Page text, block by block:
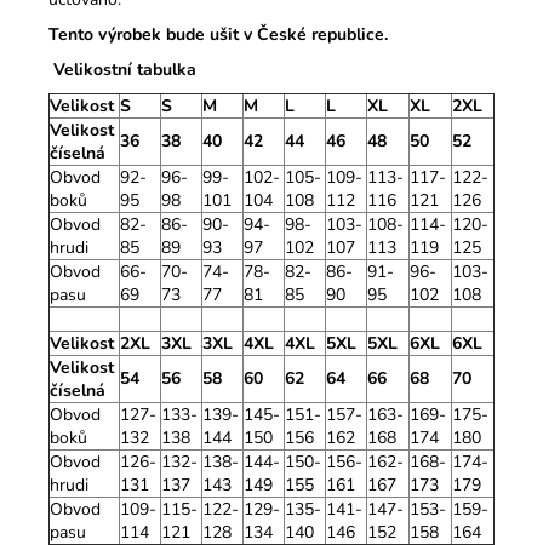
Tento výrobek bude ušit v České republice.
Velikostní tabulka
Velikost S S M M L L XL XL
2XL
Velikost
číselná
36 38 40 42 44 46 48 50
52
Obvod
boků
92-
95
96-
98
99-
101
102-
104
105-
108
109-
112
113-
116
117-
121
122-
126
Obvod
hrudi
82-
85
86-
89
90-
93
94-
97
98-
102
103-
107
108-
113
114-
119
120-
125
Obvod
pasu
66-
69
70-
73
74-
77
78-
81
82-
85
86-
90
91-
95
96-
102
103-
108
Velikost 2XL 3XL 3XL 4XL 4XL 5XL 5XL 6XL 6XL
Velikost
číselná
54 56 58 60 62 64 66 68
70
Obvod
boků
127-
132
133-
138
139-
144
145-
150
151-
156
157-
162
163-
168
169-
174
175-
180
Obvod
hrudi
126-
131
132-
137
138-
143
144-
149
150-
155
156-
161
162-
167
168-
173
174-
179
Obvod
pasu
109-
114
115-
121
122-
128
129-
134
135-
140
141-
146
147-
152
153-
158
159-
164